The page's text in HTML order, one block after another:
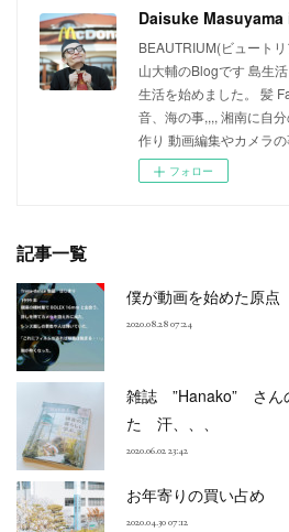
Daisuke
BEAUTRIUM(ビュート
山大輔のBlogです 島生
生活を始めました。 髪
音、海の事,,,, 湘南に自
作り 動画編集やカメラ
フォロー
記事一覧
僕が動画を始めた原点
2020.08.28 07:24
雑誌 ”Hanako” さん
た 汗、、、
2020.06.02 23:42
お年寄りの買い占め
2020.04.30 07:12